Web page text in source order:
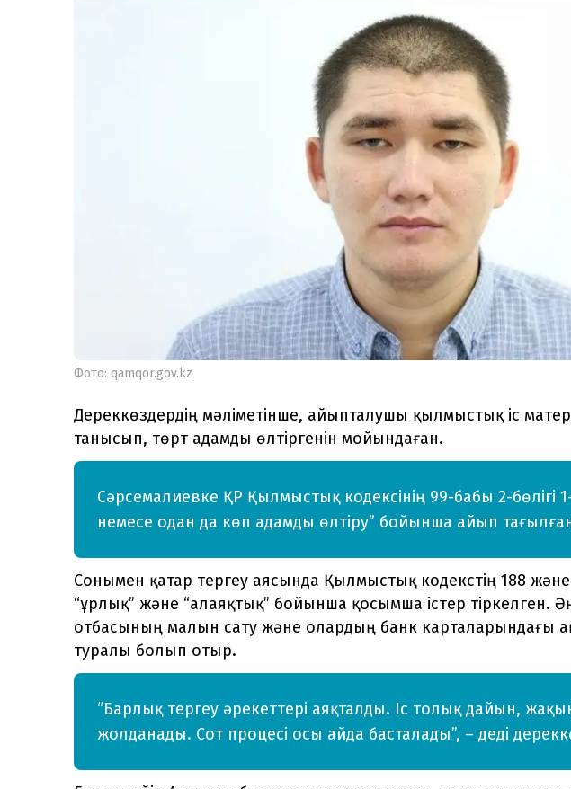
Фото: qamqor.gov.kz
Дереккөздердің мәліметінше, айыпталушы қылмыстық іс
танысып, төрт адамды өлтіргенін мойындаған.
Сәрсемалиевке ҚР Қылмыстық кодексінің 99-бабы 2-бөлігі
немесе одан да көп адамды өлтіру” бойынша айып
Сонымен қатар тергеу аясында Қылмыстық кодекстің 188
“ұрлық” және “алаяқтық” бойынша қосымша істер тіркелген.
отбасының малын сату және олардың банк карталарындағы
туралы болып отыр.
“Барлық тергеу әрекеттері аяқталды. Іс толық дайын,
жолданады. Сот процесі осы айда басталады”, – деді